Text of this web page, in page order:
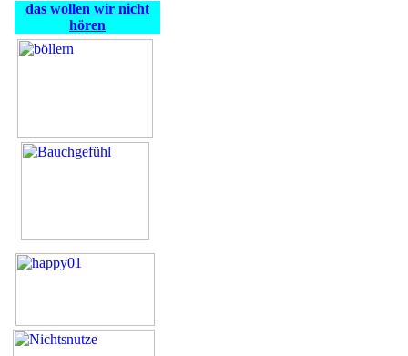
das wollen wir nicht
hören